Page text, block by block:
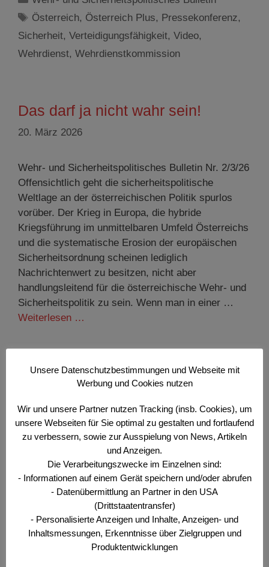
Schlagwörter
Österreich, Österreich Plus, Pressekonferenz,
Sicherheit, Verteidigungsfähigkeit, Video,
Wehrdienst, Wehrdienstkommission
Das darf ja nicht wahr sein!
20. März 2026
Wehr- und Sicherheitspolitisches Bulletin Nr. 2/3/26
Offensichtlich geht die sicherheitspolitische
Weltlage an der österreichischen Politik spurlos
vorüber. Der Krieg in Europa, die hybride
Kriegsführung im unmittelbaren Umfeld Österreichs
und die systematische Erosion der europäischen
Sicherheitsordnung scheinen lediglich
Nachrichtenwert zu besitzen, nicht aber
handlungsleitend für die österreichische Wehr- und
Sicherheitspolitik zu sein. Wenn man in einer …
Weiterlesen …
Kategorien
Bulletin
Schlagwörter
Der Offizier,Milizsystem,Österreich
Sicherheit,Verlängerung,Wächter,Wehrdienst,
Wehrpflicht
Brief des Präsidenten – Täglich
grüßt das Murmeltier – von
Kommission zu Kommission
20. September 2025
Unsere Datenschutzbestimmungen und Webseite mit
Werbung und Cookies nutzen
Wir und unsere Partner nutzen Tracking (insb. Cookies), um
unsere Webseiten für Sie optimal zu gestalten und fortlaufend
zu verbessern, sowie zur Ausspielung von News, Artikeln
und Anzeigen.
Die Verarbeitungszwecke im Einzelnen sind:
- Informationen auf einem Gerät speichern und/oder abrufen
- Datenübermittlung an Partner in den USA
(Drittstaatentransfer)
- Personalisierte Anzeigen und Inhalte, Anzeigen- und
Inhaltsmessungen, Erkenntnisse über Zielgruppen und
Produktentwicklungen